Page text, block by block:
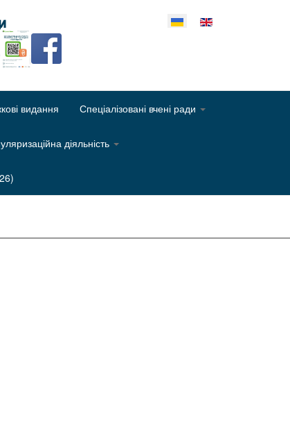
свою мову
видання Спеціалізовані вчені ради
діяльність